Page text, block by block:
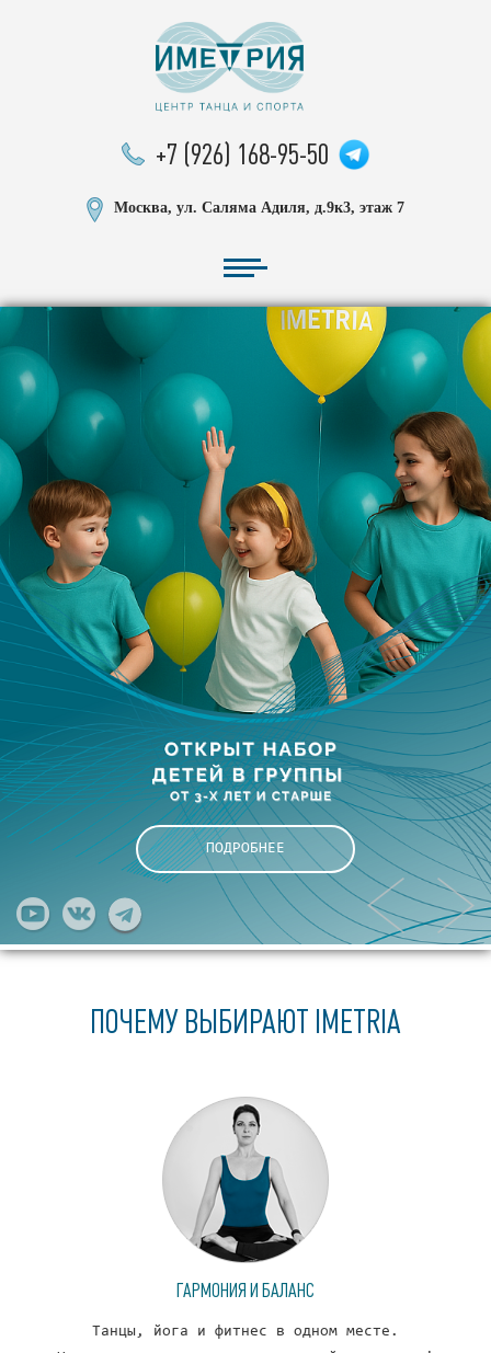
+7 (926) 168-95-50
Москва, ул. Саляма Адиля, д.9к3, этаж 7
ПОДРОБНЕЕ
ПОЧЕМУ ВЫБИРАЮТ IMETRIA
ГАРМОНИЯ И БАЛАНС
Танцы, йога и фитнес в одном месте.